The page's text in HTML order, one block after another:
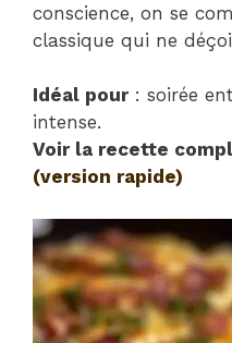
conscience, on se
classique qui ne
Idéal pour: soirée
intense.
Voir la recette
(version rapide)